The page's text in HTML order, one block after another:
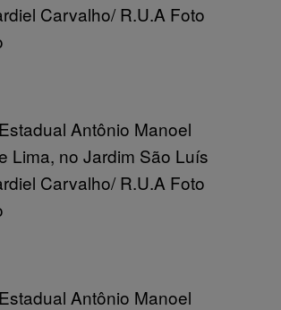
Carvalho/ R.U.A Foto
Antônio Manoel
Lima, no Jardim São Luís
Carvalho/ R.U.A Foto
Antônio Manoel